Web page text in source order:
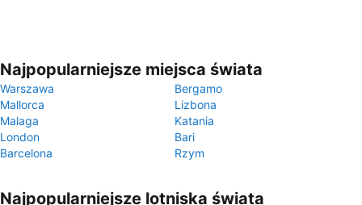
Najpopularniejsze miejsca świata
Warszawa
Bergamo
Mallorca
Lizbona
Malaga
Katania
London
Bari
Barcelona
Rzym
Najpopularniejsze lotniska świata